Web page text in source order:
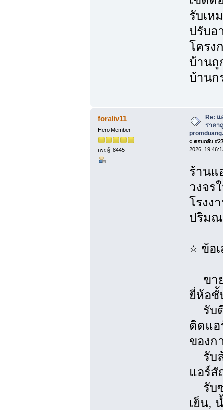
รับเห
ปรับอ
โครง
บ้านถู
บ้านก
foraliv11
Hero Member
กระทู้: 8445
Re: แ
ราคา
« ตอบกลับ
2026,
ร้านแ
วงจร
โรงง
ปริม
⭐ ข้อ
ขาย
ยี่ห้อชั้
รับติ
ติดแอ
ของก
รับล้
แอร์สั
รับซ่
เย็น,